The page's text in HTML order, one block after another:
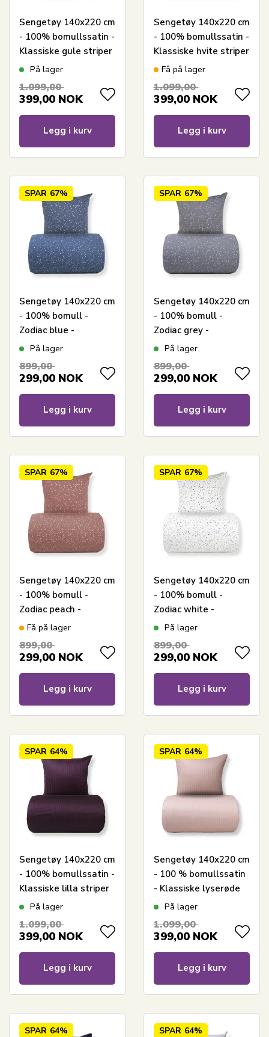
Sengetøy 140x220 cm
- 100% bomullssatin -
Klassiske gule striper
På lager
1.099,00
399,00 NOK
Legg i kurv
Sengetøy 140x220 cm
- 100% bomullssatin -
Klassiske hvite striper
Få på lager
1.099,00
399,00 NOK
Legg i kurv
SPAR 67%
Sengetøy 140x220 cm
- 100% bomull -
Zodiac blue -
Vendbart med
På lager
899,00
299,00 NOK
Legg i kurv
SPAR 67%
Sengetøy 140x220 cm
- 100% bomull -
Zodiac grey -
Vendbart med
På lager
899,00
299,00 NOK
Legg i kurv
SPAR 67%
Sengetøy 140x220 cm
- 100% bomull -
Zodiac peach -
Vendbart med
Få på lager
899,00
299,00 NOK
Legg i kurv
SPAR 67%
Sengetøy 140x220 cm
- 100% bomull -
Zodiac white -
Vendbart med
På lager
899,00
299,00 NOK
Legg i kurv
SPAR 64%
Sengetøy 140x220 cm
- 100% bomullssatin -
Klassiske lilla striper
På lager
1.099,00
399,00 NOK
Legg i kurv
SPAR 64%
Sengetøy 140x220 cm
- 100 % bomullssatin
- Klassiske lyserøde
striper
På lager
1.099,00
399,00 NOK
Legg i kurv
SPAR 64% SPAR 64%